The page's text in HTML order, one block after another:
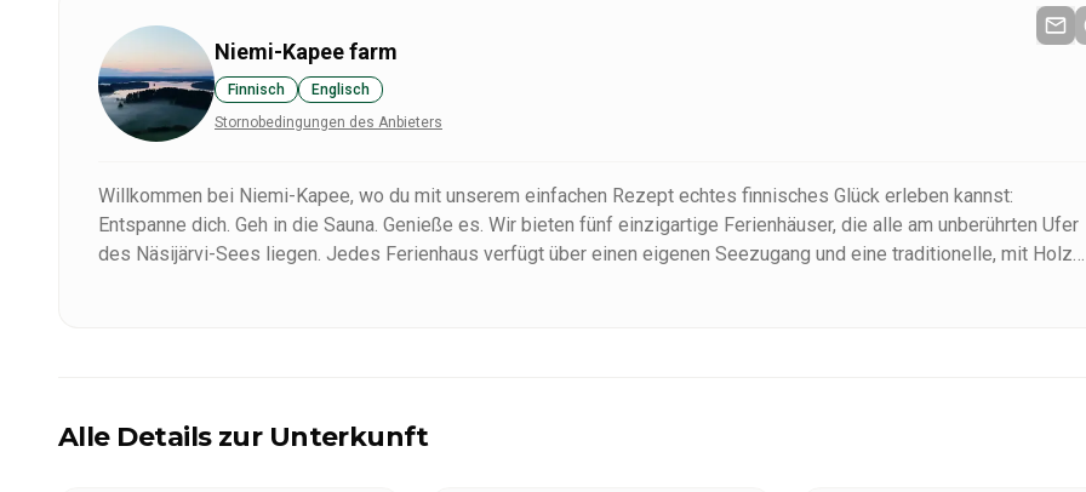
Niemi-Kapee farm
Finnisch
Englisch
Stornobedingungen des Anbieters
Willkommen bei Niemi-Kapee, wo du mit unserem einfachen Rezept echtes finnisches Glück erleben kannst:
Entspanne dich. Geh in die Sauna. Genieße es. Wir bieten fünf einzigartige Ferienhäuser, die alle am unberührten Ufer
des Näsijärvi-Sees liegen. Jedes Ferienhaus verfügt über einen eigenen Seezugang und eine traditionelle, mit Holz
Alle Details zur Unterkunft